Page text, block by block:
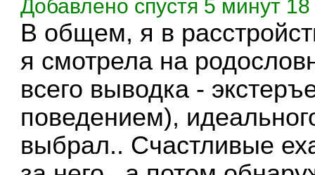
Добавлено спустя 5 минут 18
В общем, я в
я смотрела на
всего выводка -
поведением),
выбрал.. Счастливые